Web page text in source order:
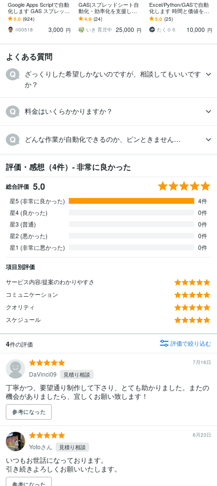
Google Apps Scriptで自動
化します GAS スプレッド
シート、Gmail、Gemini、
定期実行
5.0 (924)
n00518
3,000 円
GAS|スプレッドシート自
動化・効率化を支援しま
す 帳票作成／Gmail／Slac
k／スクレイピング／API
連携
4.9 (24)
いき 育児中
25,000 円
Excel/Python/GASで自動
化します 時間と価値を生
む、あなたの自動化
5.0 (25)
たく０６
10,000 円
よくある質問
ざっくりした希望しかないのですが、相談してもいいです
か？
料金はいくらかかりますか？
どんな作業が自動化できるのか、ピンときません…
評価・感想（4件）- 非常に良かった
総合評価 5.0
星5 (非常に良かった)
4件
星4 (良かった)
0件
星3 (普通)
0件
星2 (悪かった)
0件
星1 (非常に悪かった)
0件
項目別評価
サービス内容/提案のわかりやすさ
コミュニケーション
クオリティ
スケジュール
4件の評価 評価で絞り込む
7月16日
DaVinci09 見積り相談
丁寧かつ、要望通り制作して下さり、とても助かりました。またの
機会がありましたら、宜しくお願い致します！
参考になった
6月23日
Yotoさん 見積り相談
いつもお世話になっております。
引き続きよろしくお願いいたします。
参考になった